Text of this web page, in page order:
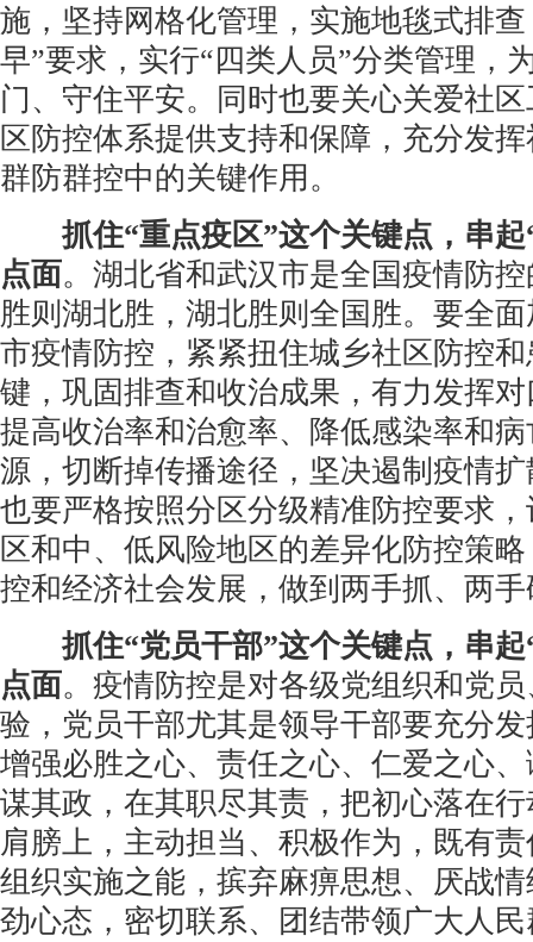
施，坚持网格化管理，实施地毯式排
早”要求，实行“四类人员”分类管理，
门、守住平安。同时也要关心关爱社
区防控体系提供支持和保障，充分发
群防群控中的关键作用。
抓住“重点疫区”这个关键点，串
点面。湖北省和武汉市是全国疫情防
胜则湖北胜，湖北胜则全国胜。要全
市疫情防控，紧紧扭住城乡社区防控
键，巩固排查和收治成果，有力发挥
提高收治率和治愈率、降低感染率和
源，切断掉传播途径，坚决遏制疫情
也要严格按照分区分级精准防控要求
区和中、低风险地区的差异化防控策
控和经济社会发展，做到两手抓、两
抓住“党员干部”这个关键点，串
点面。疫情防控是对各级党组织和党
验，党员干部尤其是领导干部要充分
增强必胜之心、责任之心、仁爱之心
谋其政，在其职尽其责，把初心落在
肩膀上，主动担当、积极作为，既有
组织实施之能，摈弃麻痹思想、厌战
劲心态，密切联系、团结带领广大人